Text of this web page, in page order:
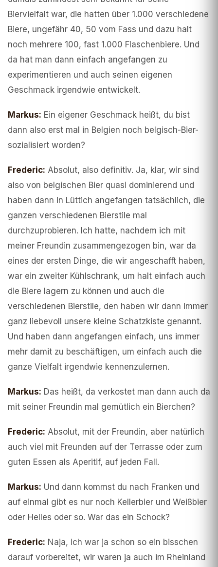
Biervielfalt war, die hatten über 1.000 verschiedene
Biere, ungefähr 40, 50 vom Fass und dazu halt
noch mehrere 100, fast 1.000 Flaschenbiere. Und
da hat man dann einfach angefangen zu
experimentieren und auch seinen eigenen
Geschmack irgendwie entwickelt.
Markus: Ein eigener Geschmack heißt, du bist
dann also erst mal in Belgien noch belgisch-Bier-
sozialisiert worden?
Frederic: Absolut, also definitiv. Ja, klar, wir sind
also von belgischen Bier quasi dominierend und
haben dann in Lüttich angefangen tatsächlich, die
ganzen verschiedenen Bierstile mal
durchzuprobieren. Ich hatte, nachdem ich mit
meiner Freundin zusammengezogen bin, war da
eines der ersten Dinge, die wir angeschafft haben,
war ein zweiter Kühlschrank, um halt einfach auch
die Biere lagern zu können und auch die
verschiedenen Bierstile, den haben wir dann immer
ganz liebevoll unsere kleine Schatzkiste genannt.
Und haben dann angefangen einfach, uns immer
mehr damit zu beschäftigen, um einfach auch die
ganze Vielfalt irgendwie kennenzulernen.
Markus: Das heißt, da verkostet man dann auch da
mit seiner Freundin mal gemütlich ein Bierchen?
Frederic: Absolut, mit der Freundin, aber natürlich
auch viel mit Freunden auf der Terrasse oder zum
guten Essen als Aperitif, auf jeden Fall.
Markus: Und dann kommst du nach Franken und
auf einmal gibt es nur noch Kellerbier und Weißbier
oder Helles oder so. War das ein Schock?
Frederic: Naja, ich war ja schon so ein bisschen
darauf vorbereitet, wir waren ja auch im Rheinland